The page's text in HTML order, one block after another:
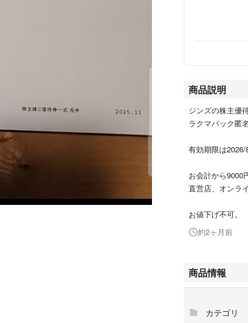
商品説明
ジンズの株主優
ラクマパック匿
有効期限は2026/
お会計から9000
直営店、オンラ
お値下げ不可。
約2ヶ月前
商品情報
カテゴリ